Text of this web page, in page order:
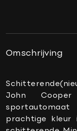
Vermogen
Topsnelheid
Onderhoudsboekje
aanwezig?
Gemiddeld verbruik
DAB-ontvanger
Elektrische ramen
Elektrisch
Keyless start
Lendesteunen
Omschrijving
John
prachtige kleur